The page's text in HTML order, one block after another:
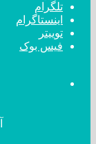
تلگرام
اینستاگرام
توییتر
فیس بوک